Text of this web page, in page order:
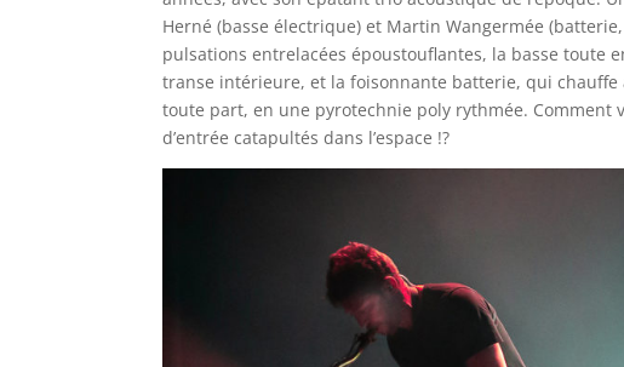
Herné (basse électrique) et Martin Wangermée
pulsations entrelacées époustouflantes, la basse toute
transe intérieure, et la foisonnante batterie, qui
toute part, en une pyrotechnie poly rythmée. Comment
d’entrée catapultés dans l’espace !?